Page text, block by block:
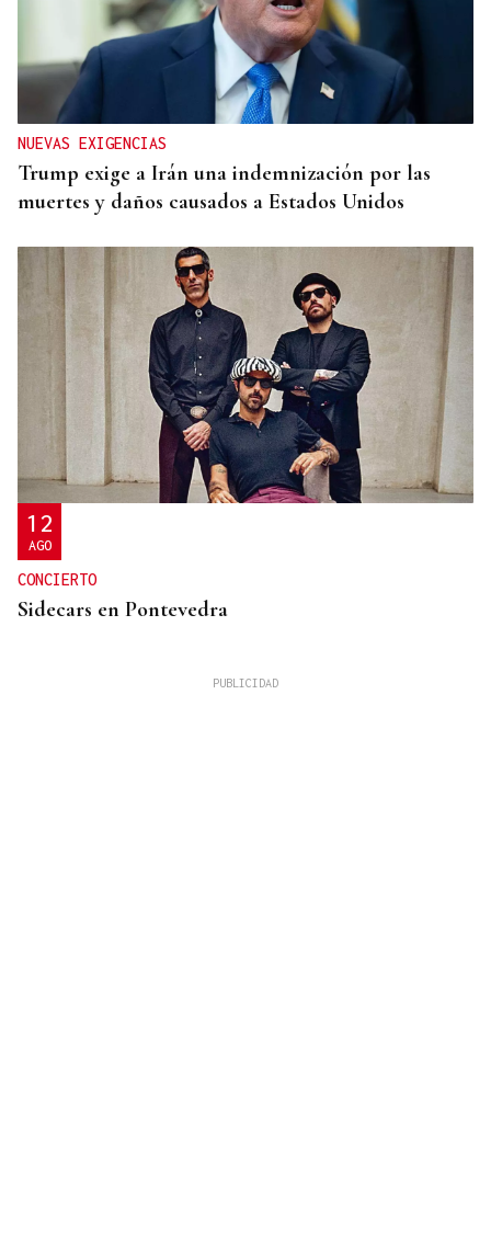
NUEVAS EXIGENCIAS
Trump exige a Irán una indemnización por las
muertes y daños causados a Estados Unidos
12
AGO
CONCIERTO
Sidecars en Pontevedra